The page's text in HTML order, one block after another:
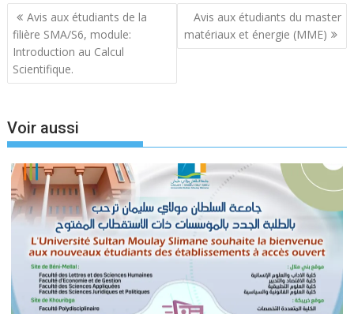
Navigation
de
l’article
Avis aux étudiants de la
filière SMA/S6, module:
Introduction au Calcul
Scientifique.
Avis aux étudiants du master
matériaux et énergie (MME)
Voir aussi